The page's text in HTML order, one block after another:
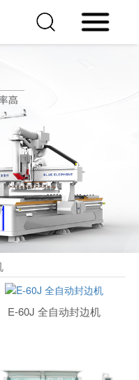
E-60J 全自动封边机